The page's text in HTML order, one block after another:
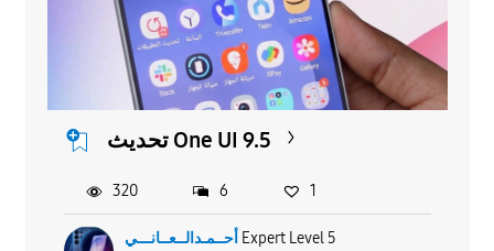
تحديث One UI 9.5
أحــمـدالــعــانـــي Expert Level 5
320 6 1